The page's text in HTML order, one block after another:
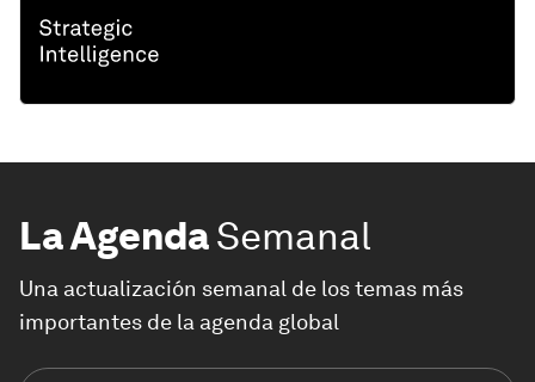
La AgendaSemanal
Una actualización semanal de los temas más
importantes de la agenda global